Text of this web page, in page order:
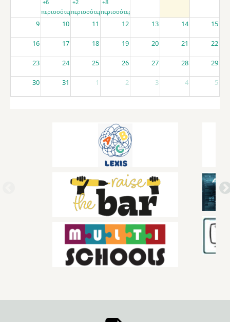
+6
περισσότερα
+2
περισσότερα
+8
περισσότερα
9 10 11 12 13 14 15
16 17 18 19 20 21 22
23 24 25 26 27 28 29
30 31 1 2 3 4 5